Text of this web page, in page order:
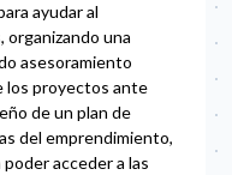
ayudar al
organizando una
asesoramiento
los proyectos ante
de un plan de
del emprendimiento,
acceder a las